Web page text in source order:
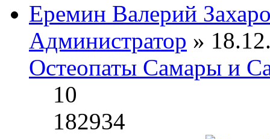
Еремин Валерий
Администратор »
Остеопаты Самары и
10
182934